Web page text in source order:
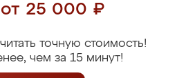
25 000 ₽
точную стоимость!
чем за 15 минут!